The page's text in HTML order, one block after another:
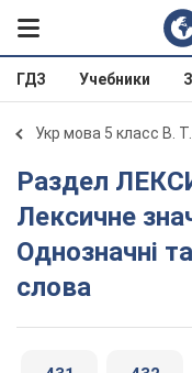
ГДЗ Учебники
Укр мова 5 класс В.
Раздел ЛЕКСИКОЛОГІЯ. § 46.
Лексичне
Однозначні
слова